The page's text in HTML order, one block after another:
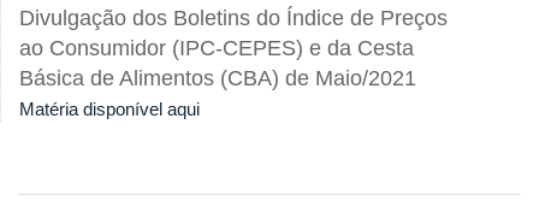
Divulgação dos Boletins do Índice de Preços
ao Consumidor (IPC-CEPES) e da Cesta
Básica de Alimentos (CBA) de Maio/2021
Matéria disponível aqui